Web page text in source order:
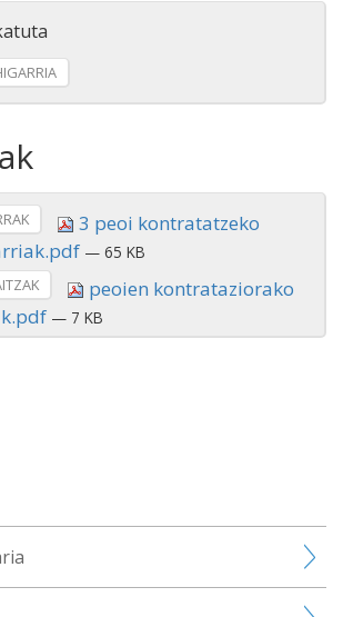
3 peoi kontratatzeko
— 65 KB
peoien kontrataziorako
— 7 KB